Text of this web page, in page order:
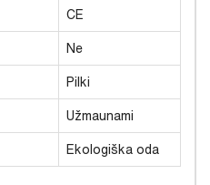
CE
Ne
Pilki
Užmaunami
Ekologiška oda